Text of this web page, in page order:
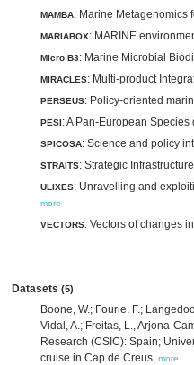
MAMBA: Marine Metagenomics
MARIABOX: MARINE
Micro B3: Marine Microbial
MIRACLES: Multi-product
PERSEUS: Policy-oriented
PESI: A Pan-European
SPICOSA: Science and policy
STRAITS: Strategic
ULIXES: Unravelling and
more
VECTORS: Vectors of changes
Datasets (5)
Boone, W.; Fourie, F.;
Vidal, A.; Freitas, L., Arjona-
Research (CSIC): Spain;
cruise in Cap de Creus, more